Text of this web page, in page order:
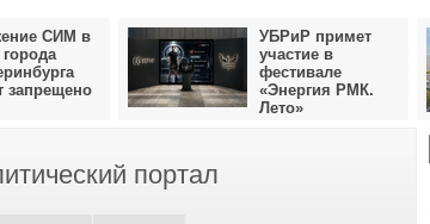
СИМ в
запрещено
УБРиР примет
участие в
фестивале
«Энергия РМК.
Лето»
портал